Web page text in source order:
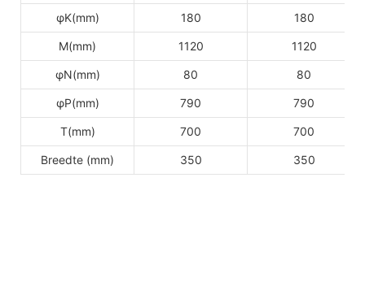
φK(mm) 180 180
M(mm) 1120 1120
φN(mm) 80 80
φP(mm) 790 790
T(mm) 700 700
Breedte (mm) 350 350